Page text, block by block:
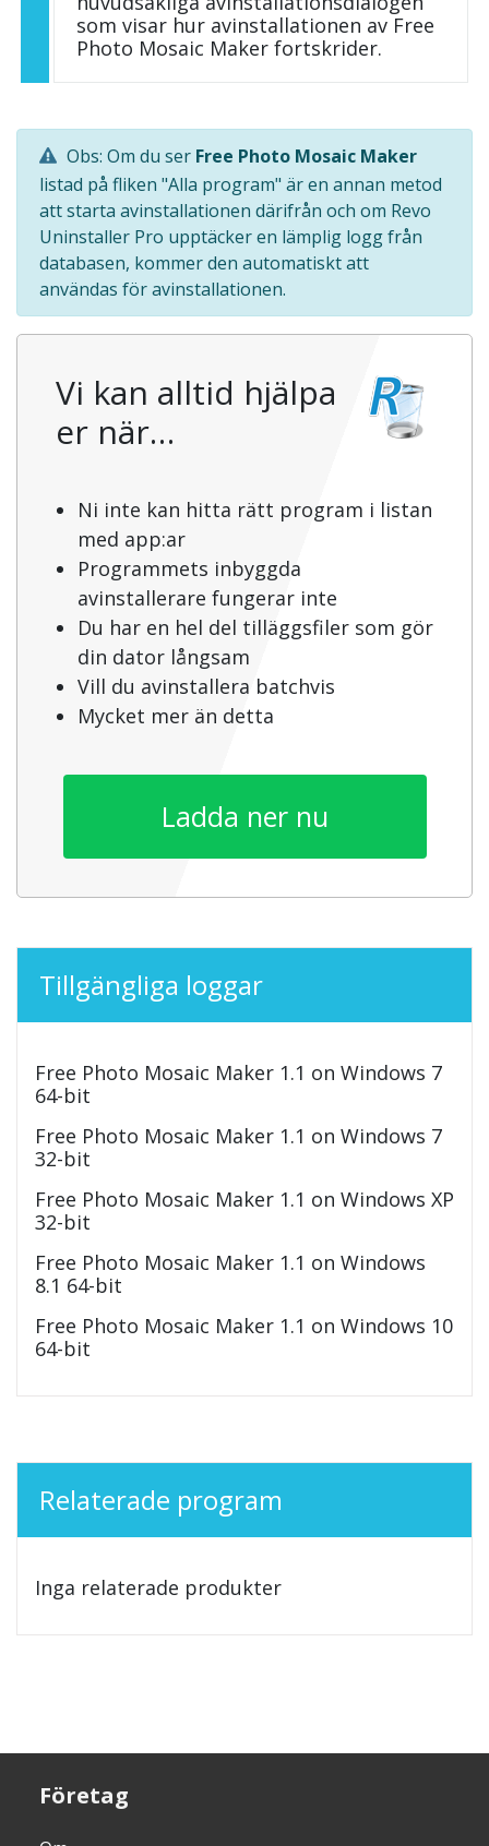
som visar hur avinstallationen av Free
Photo Mosaic Maker fortskrider.
Obs: Om du ser Free Photo Mosaic Maker
listad på fliken "Alla program" är en annan metod
att starta avinstallationen därifrån och om Revo
Uninstaller Pro upptäcker en lämplig logg från
databasen, kommer den automatiskt att
användas för avinstallationen.
Vi kan alltid hjälpa
er när…
Ni inte kan hitta rätt program i listan
med app:ar
Programmets inbyggda
avinstallerare fungerar inte
Du har en hel del tilläggsfiler som gör
din dator långsam
Vill du avinstallera batchvis
Mycket mer än detta
Ladda ner nu
Tillgängliga loggar
Free Photo Mosaic Maker 1.1 on Windows 7
64-bit
Free Photo Mosaic Maker 1.1 on Windows 7
32-bit
Free Photo Mosaic Maker 1.1 on Windows XP
32-bit
Free Photo Mosaic Maker 1.1 on Windows
8.1 64-bit
Free Photo Mosaic Maker 1.1 on Windows 10
64-bit
Relaterade program
Inga relaterade produkter
Företag